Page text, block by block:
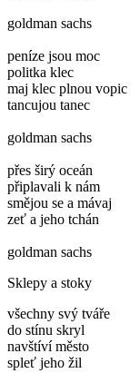
goldman sachs
peníze jsou moc
politka klec
maj klec plnou vopic
tancujou tanec
goldman sachs
přes širý oceán
připlavali k nám
smějou se a mávaj
zeť a jeho tchán
goldman sachs
Sklepy a stoky
všechny svý tváře
do stínu skryl
navštíví město
spleť jeho žil